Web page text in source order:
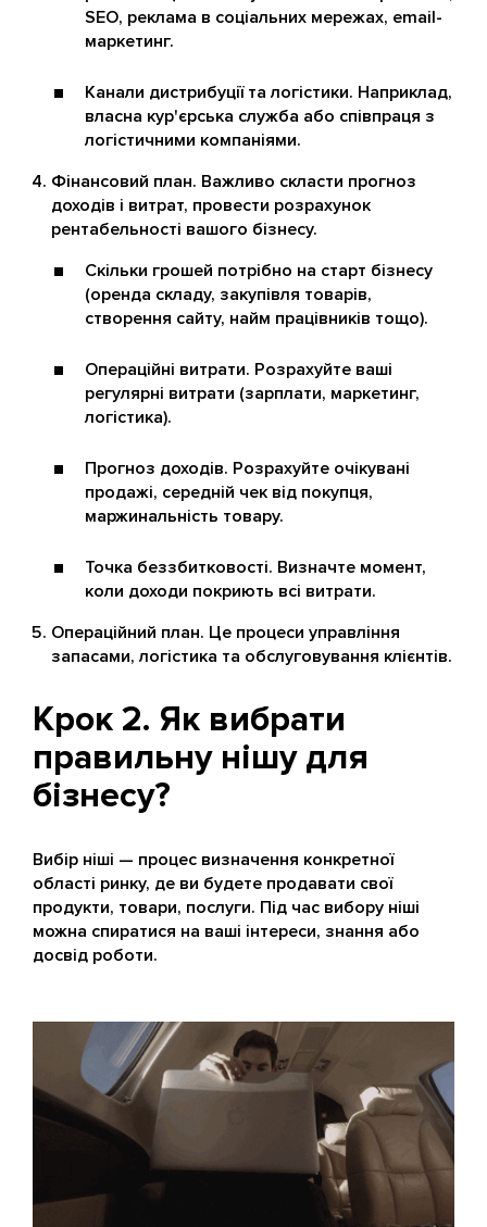
SEO, реклама в соціальних мережах, email-
маркетинг.
Канали дистрибуції та логістики. Наприклад,
власна кур'єрська служба або співпраця з
логістичними компаніями.
Фінансовий план. Важливо скласти прогноз
доходів і витрат, провести розрахунок
рентабельності вашого бізнесу.
Скільки грошей потрібно на старт бізнесу
(оренда складу, закупівля товарів,
створення сайту, найм працівників тощо).
Операційні витрати. Розрахуйте ваші
регулярні витрати (зарплати, маркетинг,
логістика).
Прогноз доходів. Розрахуйте очікувані
продажі, середній чек від покупця,
маржинальність товару.
Точка беззбитковості. Визначте момент,
коли доходи покриють всі витрати.
Операційний план. Це процеси управління
запасами, логістика та обслуговування клієнтів.
Крок 2. Як вибрати
правильну нішу для
бізнесу?
Вибір ніші — процес визначення конкретної
області ринку, де ви будете продавати свої
продукти, товари, послуги. Під час вибору ніші
можна спиратися на ваші інтереси, знання або
досвід роботи.